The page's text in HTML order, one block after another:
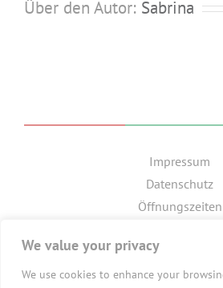
We value your privacy
We use cookies to enhance your
Über den Autor: Sabrina
Impressum
Datenschutz
Öffnungszeiten
GET SOCIAL